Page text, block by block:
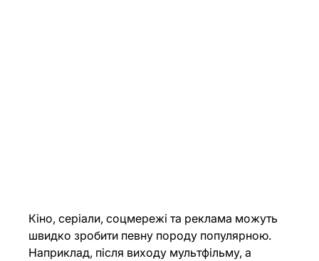
Кіно, серіали, соцмережі та реклама можуть
швидко зробити певну породу популярною.
Наприклад, після виходу мультфільму, а